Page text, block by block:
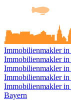
Immobilienmakler in
Immobilienmakler in
Immobilienmakler in
Immobilienmakler in
Immobilienmakler in
Bayern